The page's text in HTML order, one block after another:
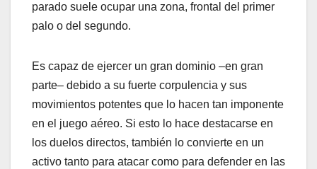
parado suele ocupar una zona, frontal del primer
palo o del segundo.
Es capaz de ejercer un gran dominio –en gran
parte– debido a su fuerte corpulencia y sus
movimientos potentes que lo hacen tan imponente
en el juego aéreo. Si esto lo hace destacarse en
los duelos directos, también lo convierte en un
activo tanto para atacar como para defender en las